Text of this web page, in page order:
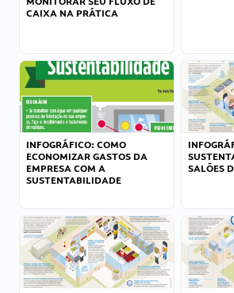
CAIXA NA PRÁTICA
INFOGRÁFICO: COMO
ECONOMIZAR GASTOS DA
EMPRESA COM A
SUSTENTABILIDADE
SALÕES